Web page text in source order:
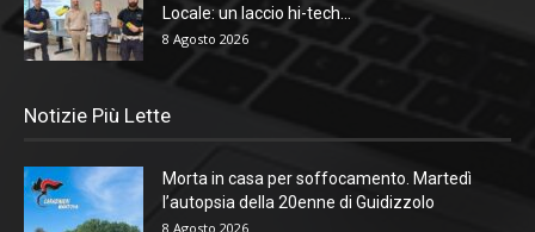
Locale: un laccio hi-tech...
8 Agosto 2026
Notizie Più Lette
Morta in casa per soffocamento. Martedì
l’autopsia della 20enne di Guidizzolo
8 Agosto 2026